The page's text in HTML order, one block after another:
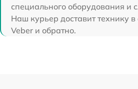
специального оборудования и
Наш курьер доставит технику
Veber и обратно.